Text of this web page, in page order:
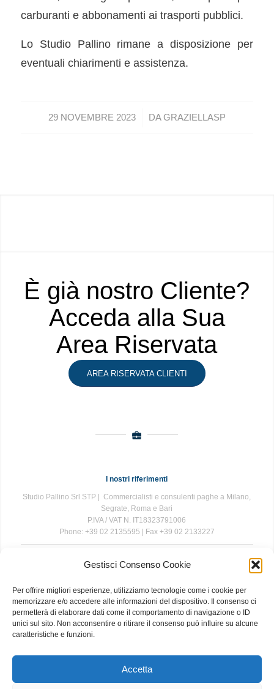
Gestisci Consenso Cookie
Per offrire migliori esperienze, utilizziamo tecnologie come i cookie per
memorizzare e/o accedere alle informazioni del dispositivo. Il consenso ci
permetterà di elaborare dati come il comportamento di navigazione o ID
unici sul sito. Non acconsentire o ritirare il consenso può influire su alcune
caratteristiche e funzioni.
Accetta
carburanti e abbonamenti ai trasporti pubblici.
Lo Studio Pallino rimane a disposizione per
eventuali chiarimenti e assistenza.
29 NOVEMBRE 2023
/ DAGRAZIELLASP
È già nostro Cliente?
Acceda alla Sua
Area Riservata
AREA RISERVATA CLIENTI
I nostri riferimenti
Studio Pallino Srl STP | Commercialisti e consulenti paghe a Milano,
Segrate, Roma e Bari
P.IVA / VAT N. IT18323791006
Phone: +39 02 2135595 | Fax +39 02 2133227
The information contained in this website is for general information
while we endeavour to keep the information up to date and correct, we
make no representations or warranties of any kind, express or implied,
about the completeness, accuracy, reliability, suitability or availability
with respect to the website or the information, products, services, or
related graphics contained on the website for any purpose. Any